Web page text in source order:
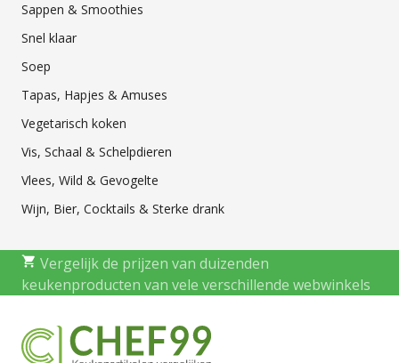
Sappen & Smoothies
Snel klaar
Soep
Tapas, Hapjes & Amuses
Vegetarisch koken
Vis, Schaal & Schelpdieren
Vlees, Wild & Gevogelte
Wijn, Bier, Cocktails & Sterke drank
Vergelijk de prijzen van duizenden
keukenproducten van vele verschillende webwinkels